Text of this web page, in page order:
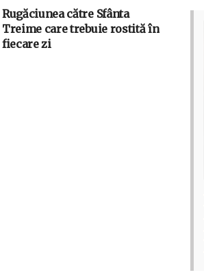
Rugăciunea către Sfânta
Treime care trebuie rostită în
fiecare zi